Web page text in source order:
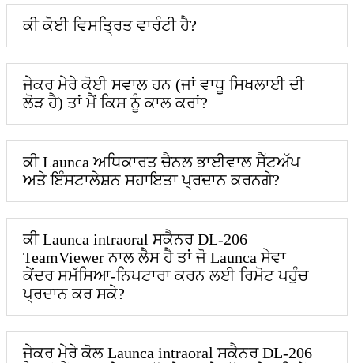
ਕੀ ਕੋਈ ਵਿਸਤ੍ਰਿਤ ਵਾਰੰਟੀ ਹੈ?
ਜੇਕਰ ਮੇਰੇ ਕੋਈ ਸਵਾਲ ਹਨ (ਜਾਂ ਵਾਧੂ ਸਿਖਲਾਈ ਦੀ
ਲੋੜ ਹੈ) ਤਾਂ ਮੈਂ ਕਿਸ ਨੂੰ ਕਾਲ ਕਰਾਂ?
ਕੀ Launca ਅਧਿਕਾਰਤ ਚੈਨਲ ਭਾਈਵਾਲ ਸੈੱਟਅੱਪ
ਅਤੇ ਇੰਸਟਾਲੇਸ਼ਨ ਸਹਾਇਤਾ ਪ੍ਰਦਾਨ ਕਰਨਗੇ?
ਕੀ Launca intraoral ਸਕੈਨਰ DL-206
TeamViewer ਨਾਲ ਲੈਸ ਹੈ ਤਾਂ ਜੋ Launca ਸੇਵਾ
ਕੇਂਦਰ ਸਮੱਸਿਆ-ਨਿਪਟਾਰਾ ਕਰਨ ਲਈ ਰਿਮੋਟ ਪਹੁੰਚ
ਪ੍ਰਦਾਨ ਕਰ ਸਕੇ?
ਜੇਕਰ ਮੇਰੇ ਕੋਲ Launca intraoral ਸਕੈਨਰ DL-206